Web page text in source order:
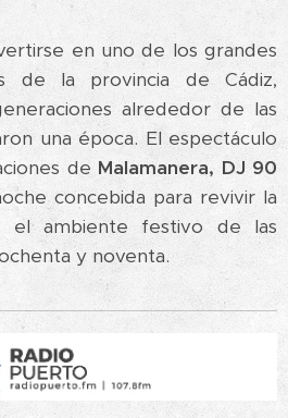
en uno de los grandes
de la provincia de Cádiz,
alrededor de las
una época. El espectáculo
de Malamanera, DJ 90
concebida para revivir la
ambiente festivo de las
y noventa.